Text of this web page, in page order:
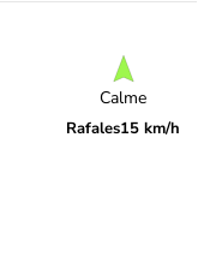
Calme
Rafales15 km/h